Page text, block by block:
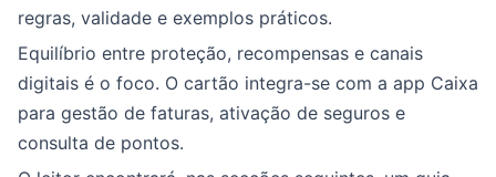
regras, validade e exemplos práticos.
Equilíbrio entre proteção, recompensas e canais
digitais é o foco. O cartão integra-se com a app Caixa
para gestão de faturas, ativação de seguros e
consulta de pontos.